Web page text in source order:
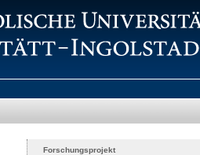
Forschungsprojekt